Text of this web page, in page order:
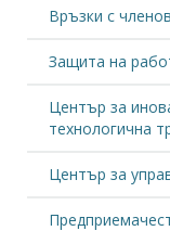
Връзки с
Защита на
Център за
технологична
Център за